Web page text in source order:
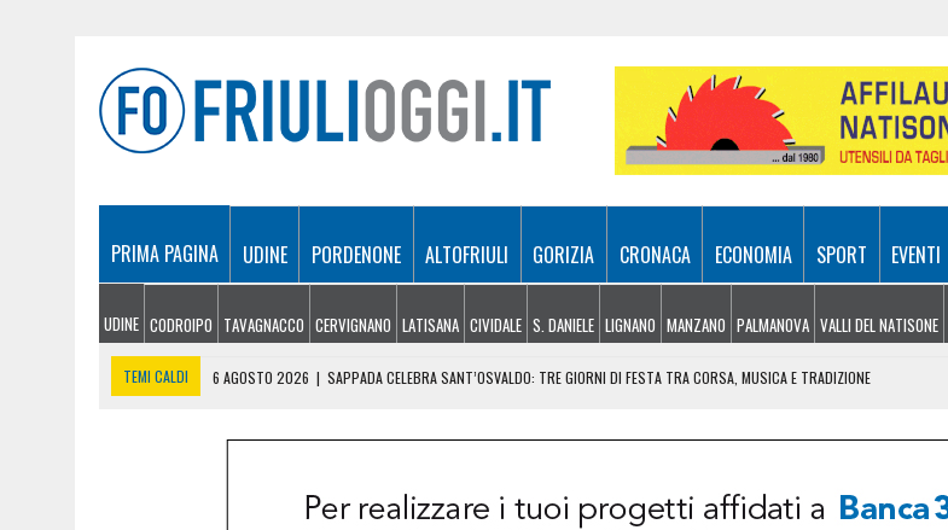
PRIMA PAGINA UDINE PORDENONE ALTOFRIULI GORIZIA CRONACA ECONOMIA SPORT EVENTI
UDINE CODROIPO TAVAGNACCO CERVIGNANO LATISANA CIVIDALE S. DANIELE LIGNANO MANZANO PALMANOVA VALLI DEL NATISONE
TEMI CALDI 6 AGOSTO 2026 | SAPPADA CELEBRA SANT’OSVALDO: TRE GIORNI DI FESTA TRA CORSA, MUSICA E TRADIZIONE
PRECIPITA COL PARAPENDIO: 25ENNE RESTA SOSPESA A 10 METRI DA TERRA